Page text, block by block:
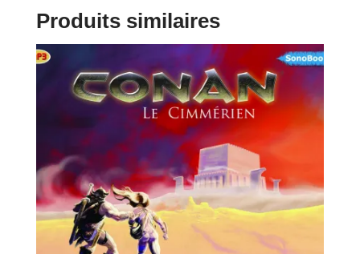
17,90 €
à
20,00 €
Produits similaires